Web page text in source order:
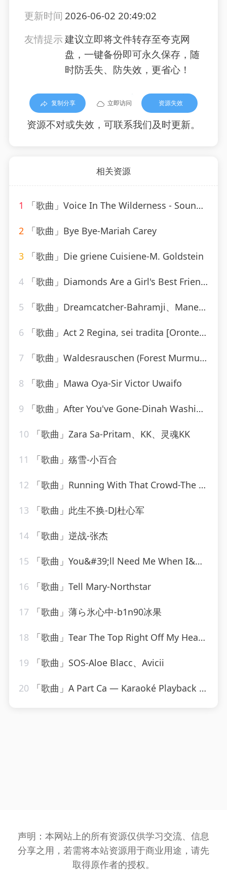
更新时间 2026-06-02 20:49:02
友情提示建议立即将文件转存至夸克网
盘，一键备份即可永久保存，随
时防丢失、防失效，更省心！
复制分享 立即访问 资源失效
资源不对或失效，可联系我们及时更新。
相关资源
1 「歌曲」Voice In The Wilderness - Sound-A-Like-Studio Group
2 「歌曲」Bye Bye-Mariah Carey
3 「歌曲」Die griene Cuisiene-M. Goldstein
4 「歌曲」Diamonds Are a Girl's Best Friend-Marylin Monroe
5 「歌曲」Dreamcatcher-Bahramji、Maneesh de Moor、Bashir、Zhubin Kalhor、Sudha
6 「歌曲」Act 2 Regina, sei tradita [Oronte, Alcina]-william christie
7 「歌曲」Waldesrauschen (Forest Murmurs), for Piano (Zwei Konzertetuden No. 1), S. 1451 No 1 Waldesrauschen
8 「歌曲」Mawa Oya-Sir Victor Uwaifo
9 「歌曲」After You've Gone-Dinah Washington(1)
10 「歌曲」Zara Sa-Pritam、KK、灵魂KK
11 「歌曲」殇雪-小百合
12 「歌曲」Running With That Crowd-The Charlie Daniels Band
13 「歌曲」此生不换-DJ杜心军
14 「歌曲」逆战-张杰
15 「歌曲」You&#39;ll Need Me When I&#39;m Long Gone-ethel waters
16 「歌曲」Tell Mary-Northstar
17 「歌曲」薄ら氷心中-b1n90冰果
18 「歌曲」Tear The Top Right Off My Head-The Monkees
19 「歌曲」SOS-Aloe Blacc、Avicii
20 「歌曲」A Part Ca — Karaoké Playback Instrumental — Rendu Célèbre Par Jacques Dutronc-Karaoke
声明：本网站上的所有资源仅供学习交流、信息
分享之用，若需将本站资源用于商业用途，请先
取得原作者的授权。